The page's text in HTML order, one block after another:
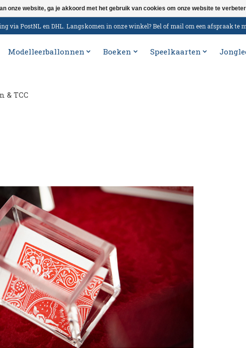
via PostNL en DHL. Langskomen in onze winkel? Bel of mail om een afspraak te
Modelleerballonnen Boeken Speelkaarten
& TCC
onze website, ga je akkoord met het gebruik van cookies om onze website te